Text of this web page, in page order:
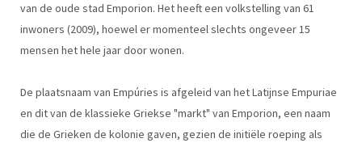
van de oude stad Emporion. Het heeft een volkstelling van 61
inwoners (2009), hoewel er momenteel slechts ongeveer 15
mensen het hele jaar door wonen.
De plaatsnaam van Empúries is afgeleid van het Latijnse Empuriae
en dit van de klassieke Griekse "markt" van Emporion, een naam
die de Grieken de kolonie gaven, gezien de initiële roeping als